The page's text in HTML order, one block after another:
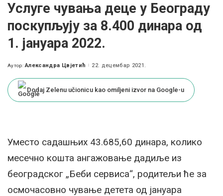
Услуге чувања деце у Београду
поскупљују за 8.400 динара од
1. јануара 2022.
Posted
Аутор: Александра Цвјетић 22. децембар 2021.
Dodaj Zelenu učionicu kao omiljeni izvor na Google-u
Уместо садашњих 43.685,60 динара, колико
месечно кошта ангажовање дадиље из
београдског „Беби сервиса“, родитељи ће за
осмочасовно чување детета од јануара